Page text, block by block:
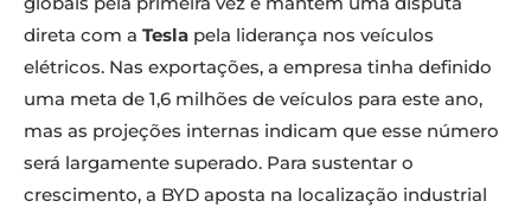
direta com a Tesla pela liderança nos veículos
elétricos. Nas exportações, a empresa tinha definido
uma meta de 1,6 milhões de veículos para este ano,
mas as projeções internas indicam que esse número
será largamente superado. Para sustentar o
crescimento, a BYD aposta na localização industrial